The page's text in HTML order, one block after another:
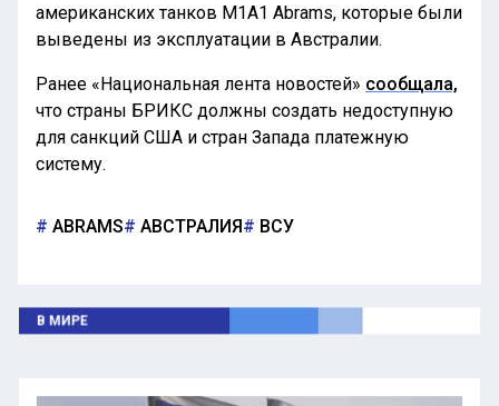
американских танков M1A1 Abrams, которые были
выведены из эксплуатации в Австралии.
Ранее «Национальная лента новостей» сообщала,
что страны БРИКС должны создать недоступную
для санкций США и стран Запада платежную
систему.
ABRAMS АВСТРАЛИЯ ВСУ
В МИРЕ